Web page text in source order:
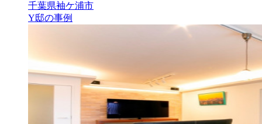
千葉県袖ケ浦市
Y邸の事例